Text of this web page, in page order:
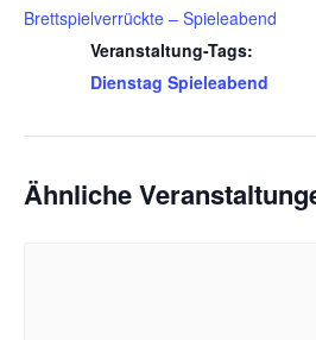
Brettspielverrückte – Spieleabend
Veranstaltung-Tags:
Dienstag Spieleabend
Ähnliche